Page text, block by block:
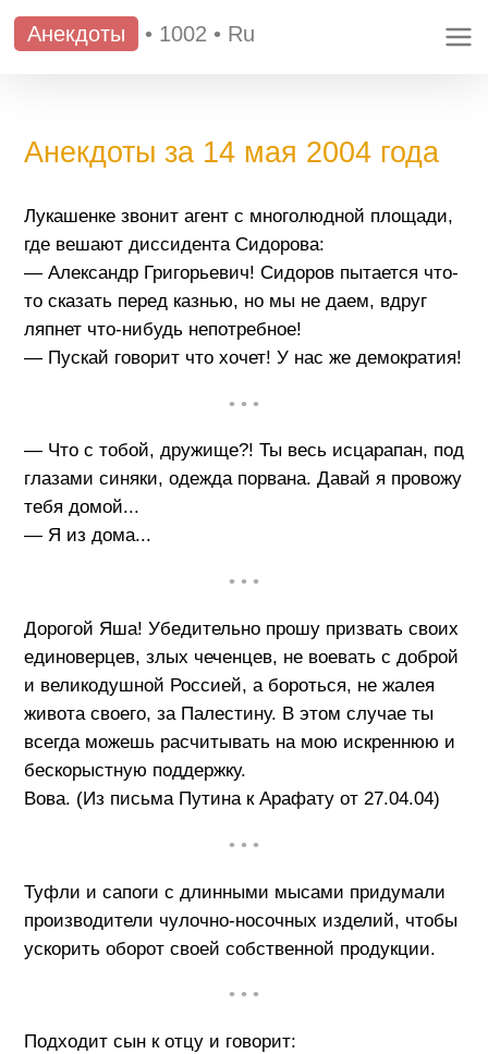
Анекдоты • 1002 • Ru
Анекдоты за 14 мая 2004 года
Лукашенке звонит агент с многолюдной площади,
где вешают диссидента Сидорова:
— Александр Григорьевич! Сидоров пытается что-
то сказать перед казнью, но мы не даем, вдруг
ляпнет что-нибудь непотребное!
— Пускай говорит что хочет! У нас же демократия!
• • •
— Что с тобой, дружище?! Ты весь исцарапан, под
глазами синяки, одежда порвана. Давай я провожу
тебя домой...
— Я из дома...
• • •
Дорогой Яша! Убедительно прошу призвать своих
единоверцев, злых чеченцев, не воевать с доброй
и великодушной Россией, а бороться, не жалея
живота своего, за Палестину. В этом случае ты
всегда можешь расчитывать на мою искреннюю и
бескорыстную поддержку.
Вова. (Из письма Путина к Арафату от 27.04.04)
• • •
Туфли и сапоги с длинными мысами придумали
производители чулочно-носочных изделий, чтобы
ускорить оборот своей собственной продукции.
• • •
Подходит сын к отцу и говорит: